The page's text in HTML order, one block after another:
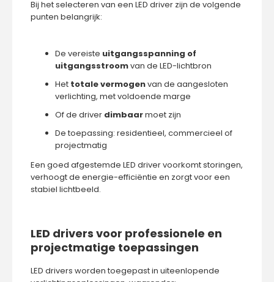
Bij het selecteren van een LED driver zijn de volgende
punten belangrijk:
De vereiste uitgangsspanning of
uitgangsstroomvan de LED-lichtbron
Het totale vermogenvan de aangesloten
verlichting, met voldoende marge
Of de driver dimbaarmoet zijn
De toepassing: residentieel, commercieel of
projectmatig
Een goed afgestemde LED driver voorkomt storingen,
verhoogt de energie-efficiëntie en zorgt voor een
stabiel lichtbeeld.
LED drivers voor professionele en
projectmatige toepassingen
LED drivers worden toegepast in uiteenlopende